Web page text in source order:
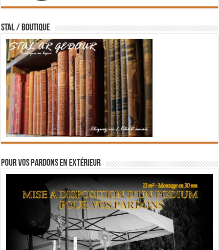
STAL / BOUTIQUE
Pour vos pardons en extérieur